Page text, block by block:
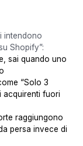
intendono
Shopify”:
sai quando uno
“Solo 3
acquirenti fuori
raggiungono
persa invece di